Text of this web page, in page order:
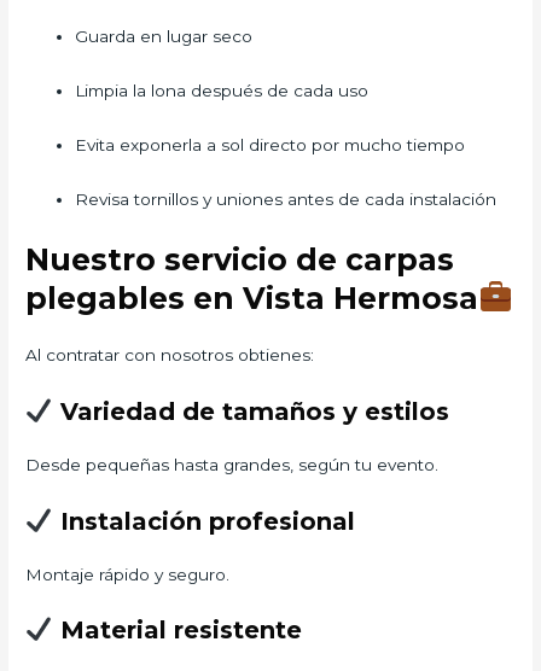
Guarda en lugar seco
Limpia la lona después de cada uso
Evita exponerla a sol directo por mucho tiempo
Revisa tornillos y uniones antes de cada instalación
Nuestro servicio de carpas
plegables en Vista Hermosa
Al contratar con nosotros obtienes:
Variedad de tamaños y estilos
Desde pequeñas hasta grandes, según tu evento.
Instalación profesional
Montaje rápido y seguro.
Material resistente